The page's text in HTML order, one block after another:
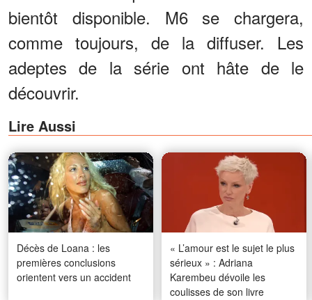
bientôt disponible. M6 se chargera,
comme toujours, de la diffuser. Les
adeptes de la série ont hâte de le
découvrir.
Lire Aussi
Décès de Loana : les
premières conclusions
orientent vers un accident
« L’amour est le sujet le plus
sérieux » : Adriana
Karembeu dévoile les
coulisses de son livre